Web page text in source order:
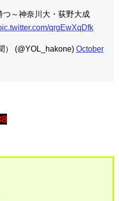
～神奈川大・荻野大成
qrgEwXqDfk
） (@YOL_hakone) October